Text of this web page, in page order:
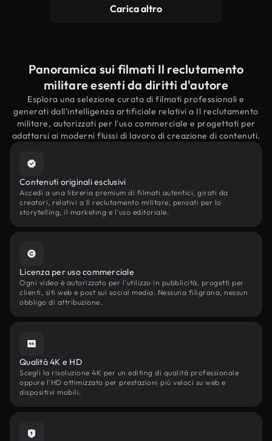
Carica altro
Panoramica sui filmati Il reclutamento
militare esenti da diritti d'autore
Esplora una selezione curata di filmati professionali e
generati dall'intelligenza artificiale relativi a Il reclutamento
militare, autorizzati per l'uso commerciale e progettati per
adattarsi ai moderni flussi di lavoro di creazione di contenuti.
Contenuti originali esclusivi
Accedi a una libreria premium di filmati autentici, girati da
creatori, relativi a Il reclutamento militare, pensati per lo
storytelling, il marketing e l'uso editoriale.
Licenza per uso commerciale
Ogni video è autorizzato per l'utilizzo in pubblicità, progetti per
clienti, siti web e post sui social media. Nessuna filigrana, nessun
obbligo di attribuzione.
Qualità 4K e HD
Scegli la risoluzione 4K per un editing di qualità professionale
oppure l'HD ottimizzato per prestazioni più veloci su web e
dispositivi mobili.